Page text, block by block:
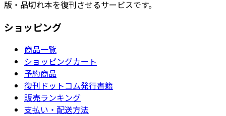
版・品切れ本を復刊させるサービスです。
ショッピング
商品一覧
ショッピングカート
予約商品
復刊ドットコム発行書籍
販売ランキング
支払い・配送方法